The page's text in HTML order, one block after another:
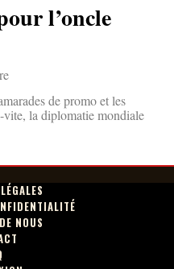
l’oncle
de promo et les
vite, la diplomatie mondiale
NOUS